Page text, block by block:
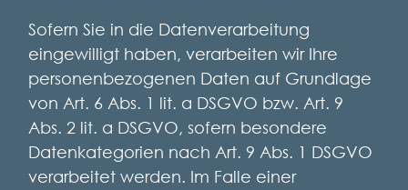
Sofern Sie in die Datenverarbeitung
eingewilligt haben, verarbeiten wir Ihre
personenbezogenen Daten auf Grundlage
von Art. 6 Abs. 1 lit. a DSGVO bzw. Art. 9
Abs. 2 lit. a DSGVO, sofern besondere
Datenkategorien nach Art. 9 Abs. 1 DSGVO
verarbeitet werden. Im Falle einer